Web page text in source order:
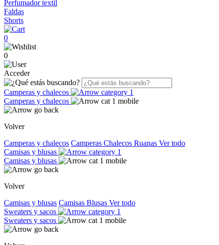
Perfumador textil
Faldas
Shorts
0
0
Acceder
Camperas y chalecos
Camperas y chalecos
Volver
Camperas y chalecos Camperas Chalecos Ruanas Ver todo
Camisas y blusas
Camisas y blusas
Volver
Camisas y blusas Camisas Blusas Ver todo
Sweaters y sacos
Sweaters y sacos